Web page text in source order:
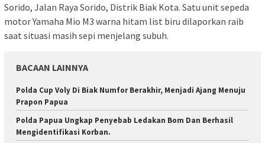
Sorido, Jalan Raya Sorido, Distrik Biak Kota. Satu unit sepeda
motor Yamaha Mio M3 warna hitam list biru dilaporkan raib
saat situasi masih sepi menjelang subuh.
BACAAN LAINNYA
Polda Cup Voly Di Biak Numfor Berakhir, Menjadi Ajang Menuju
Prapon Papua
Polda Papua Ungkap Penyebab Ledakan Bom Dan Berhasil
Mengidentifikasi Korban.